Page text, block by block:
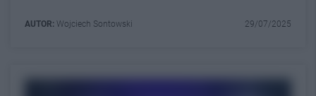
AUTOR: Wojciech Sontowski 29/07/2025